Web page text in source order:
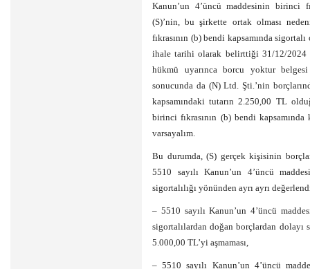
Kanun’un 4’üncü maddesinin birinci
(S)’nin, bu şirkette ortak olması
fıkrasının (b) bendi kapsamında
ihale tarihi olarak belirttiği 31/12/2024
hükmü uyarınca borcu yoktur
sonucunda da (N) Ltd. Şti.’nin
kapsamındaki tutarın 2.250,00 TL
birinci fıkrasının (b) bendi
varsayalım.
Bu durumda, (S) gerçek kişisinin
5510 sayılı Kanun’un 4’üncü
sigortalılığı yönünden ayrı ayrı
– 5510 sayılı Kanun’un 4’üncü
sigortalılardan doğan borçlardan
5.000,00 TL’yi aşmaması,
– 5510 sayılı Kanun’un 4’üncü